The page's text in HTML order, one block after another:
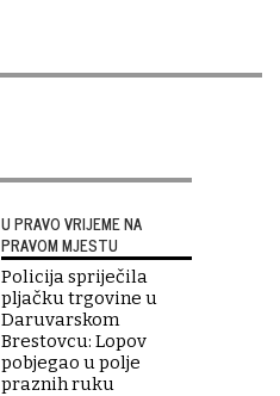
U PRAVO VRIJEME NA
PRAVOM MJESTU
Policija spriječila
pljačku trgovine u
Daruvarskom
Brestovcu: Lopov
pobjegao u polje
praznih ruku